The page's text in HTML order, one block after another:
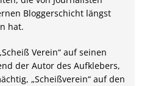
Bloggerschicht längst
hat.
Verein“ auf seinen
der Autor des Aufklebers,
„Scheißverein“ auf den